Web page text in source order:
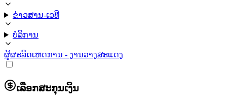
ຂ່າວສານ-ເວທີ
ບໍລິການ
ຜູ້ຜະລິດເຫດການ - ງານວາງສະແດງ
ເລືອກສະກຸນເງິນ